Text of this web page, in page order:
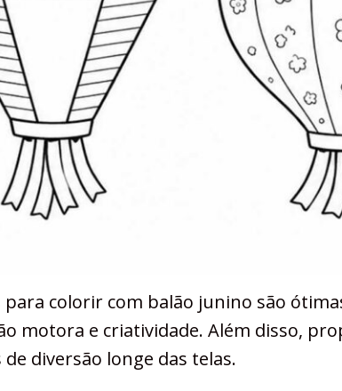
para colorir com balão junino são
motora e criatividade. Além disso,
diversão longe das telas.